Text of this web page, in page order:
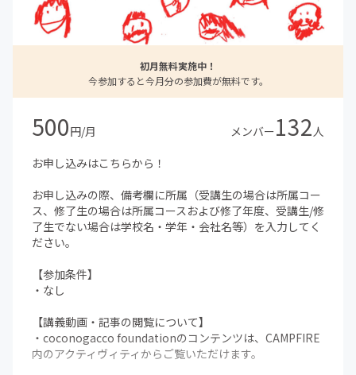
初月無料実施中！
今参加すると今月分の参加費が無料です。
500円/月 メンバー132人
お申し込みはこちらから！
お申し込みの際、備考欄に所属（受講生の場合は所属コー
ス、修了生の場合は所属コースおよび修了年度、受講生/修
了生でない場合は学校名・学年・会社名等）を入力してく
ださい。
【参加条件】
・なし
【講義動画・記事の閲覧について】
・coconogacco foundationのコンテンツは、CAMPFIRE
内のアクティヴィティからご覧いただけます。